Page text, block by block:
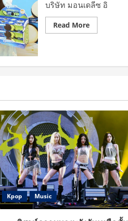
มิ
เต็ด
เอ
ดิชั่น
ที่
บริษัท มอนเดลีซ อิ
Read MoreRead
more
สา
ดึง
ศุภ’
–
‘เชฟ
เค
อร์’
รังสรรค์
เมนู
พิเศษ
เสิร์ฟ
ความ
อร่อย
สไตล์
ญี่ปุ่น
Kpop Music